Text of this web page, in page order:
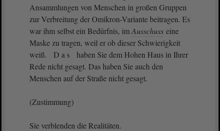
Ansammlungen von Menschen in großen Gruppen
zur Verbreitung der Omikron-Variante beitragen. Es
war ihm selbst ein Bedürfnis, imAusschuss eine
Maske zu tragen, weil er ob dieser Schwierigkeit
weiß. D a s haben Sie dem Hohen Haus in Ihrer
Rede nicht gesagt. Das haben Sie auch den
Menschen auf der Straße nicht gesagt.
(Zustimmung)
Sie verblenden die Realitäten.